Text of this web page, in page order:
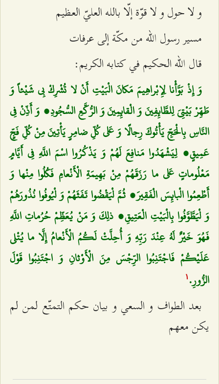
و لا حول و لا قوّة إلّا بالله العليّ العظيم‌
مسير رسول الله من مكّة إلى عرفات‌
قال الله الحكيم في كتابه الكريم:
وَ إِذْ بَوَّأْنا لِإِبْراهِيمَ مَكانَ الْبَيْتِ أَنْ لا تُشْرِكْ بِي شَيْئاً وَ
طَهِّرْ بَيْتِيَ لِلطَّائِفِينَ وَ الْقائِمِينَ وَ الرُّكَّعِ السُّجُودِ، وَ أَذِّنْ فِي
النَّاسِ بِالْحَجِّ يَأْتُوكَ رِجالًا وَ عَلى‌ كُلِّ ضامِرٍ يَأْتِينَ مِنْ كُلِّ فَجٍّ
عَمِيقٍ، لِيَشْهَدُوا مَنافِعَ لَهُمْ وَ يَذْكُرُوا اسْمَ اللَّهِ فِي أَيَّامٍ
مَعْلُوماتٍ عَلى‌ ما رَزَقَهُمْ مِنْ بَهِيمَةِ الْأَنْعامِ فَكُلُوا مِنْها وَ
أَطْعِمُوا الْبائِسَ الْفَقِيرَ، ثُمَّ لْيَقْضُوا تَفَثَهُمْ وَ لْيُوفُوا نُذُورَهُمْ
وَ لْيَطَّوَّفُوا بِالْبَيْتِ الْعَتِيقِ، ذلِكَ وَ مَنْ يُعَظِّمْ حُرُماتِ اللَّهِ
فَهُوَ خَيْرٌ لَهُ عِنْدَ رَبِّهِ وَ أُحِلَّتْ لَكُمُ الْأَنْعامُ إِلَّا ما يُتْلى‌
عَلَيْكُمْ فَاجْتَنِبُوا الرِّجْسَ مِنَ الْأَوْثانِ وَ اجْتَنِبُوا قَوْلَ
الزُّورِ. ۱
بعد الطواف و السعي و بيان حكم التمتّع لمن لم
يكن معهم‌